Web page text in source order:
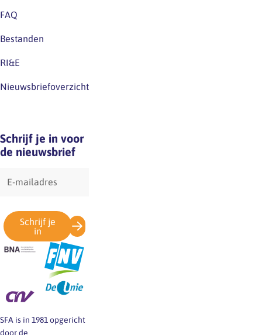
FAQ
Bestanden
RI&E
Nieuwsbriefoverzicht
Schrijf je in voor
de nieuwsbrief
mailadres
Schrijf je
in
SFA is in 1981 opgericht
door de